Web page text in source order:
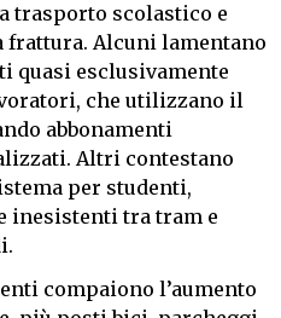
trasporto scolastico e
frattura. Alcuni lamentano
quasi esclusivamente
che utilizzano il
abbonamenti
Altri contestano
per studenti,
inesistenti tra tram e
compaiono l’aumento